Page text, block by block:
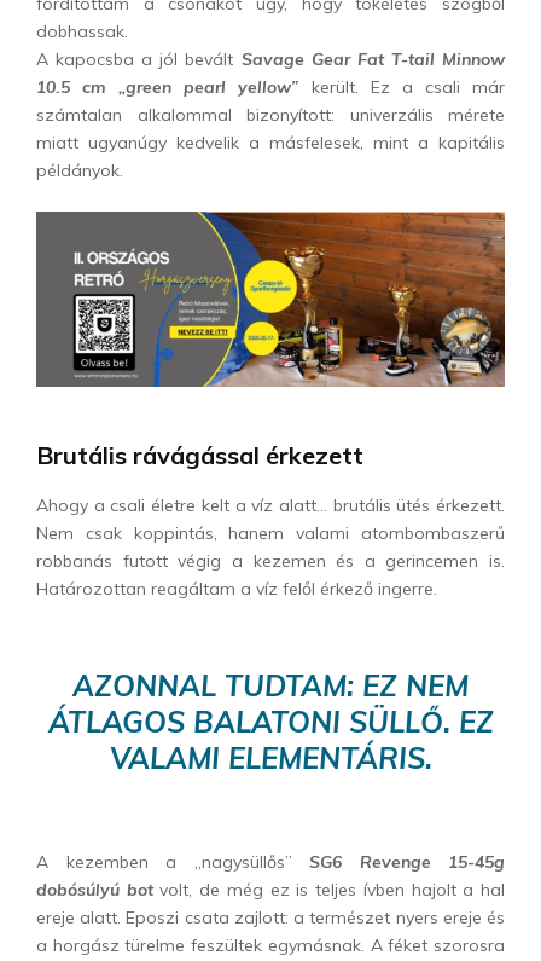
dobhassak.
A kapocsba a jól bevált Savage Gear Fat T-tail Minnow
10.5 cm „green pearl yellow” került. Ez a csali már
számtalan alkalommal bizonyított: univerzális mérete
miatt ugyanúgy kedvelik a másfelesek, mint a kapitális
példányok.
Brutális rávágással érkezett
Ahogy a csali életre kelt a víz alatt… brutális ütés érkezett.
Nem csak koppintás, hanem valami atombombaszerű
robbanás futott végig a kezemen és a gerincemen is.
Határozottan reagáltam a víz felől érkező ingerre.
AZONNAL TUDTAM: EZ NEM
ÁTLAGOS BALATONI SÜLLŐ. EZ
VALAMI ELEMENTÁRIS.
A kezemben a „nagysüllős” SG6 Revenge 15-45g
dobósúlyú bot volt, de még ez is teljes ívben hajolt a hal
ereje alatt. Eposzi csata zajlott: a természet nyers ereje és
a horgász türelme feszültek egymásnak. A féket szorosra